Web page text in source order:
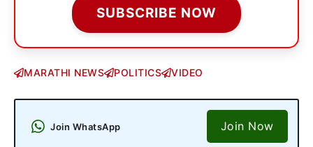
SUBSCRIBE NOW
MARATHI NEWS POLITICS VIDEO
Join WhatsApp Join Now